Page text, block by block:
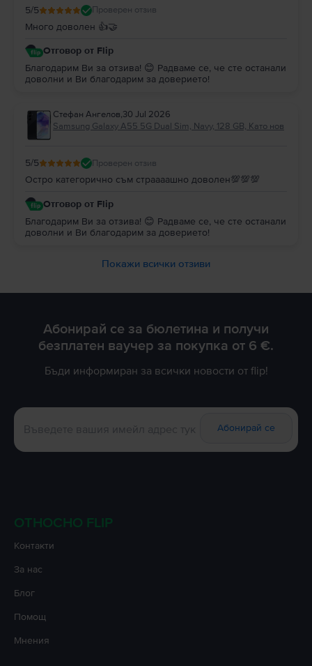
5/5 Проверен отзив
Много доволен 👍🤝
Отговор от Flip
Благодарим Ви за отзива! 😊 Радваме се, че сте останали
доволни и Ви благодарим за доверието!
Стефан Ангелов,30 Jul 2026
Samsung Galaxy A55 5G Dual Sim, Navy, 128 GB, Като нов
5/5 Проверен отзив
Остро категорично съм страааашно доволен💯💯💯
Отговор от Flip
Благодарим Ви за отзива! 😊 Радваме се, че сте останали
доволни и Ви благодарим за доверието!
Покажи всички отзиви
Абонирай се за бюлетина и получи
безплатен ваучер за покупка от 6 €.
Бъди информиран за всички новости от flip!
Абонирай се
ОТНОСНО FLIP
Контакти
За нас
Блог
Помощ
Мнения